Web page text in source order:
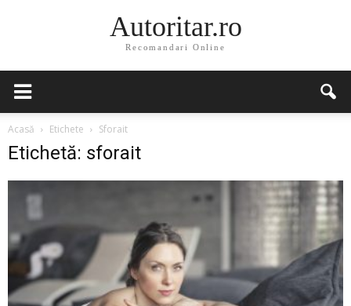
Autoritar.ro
Recomandari Online
Acasă Etichete Sforait
Etichetă: sforait